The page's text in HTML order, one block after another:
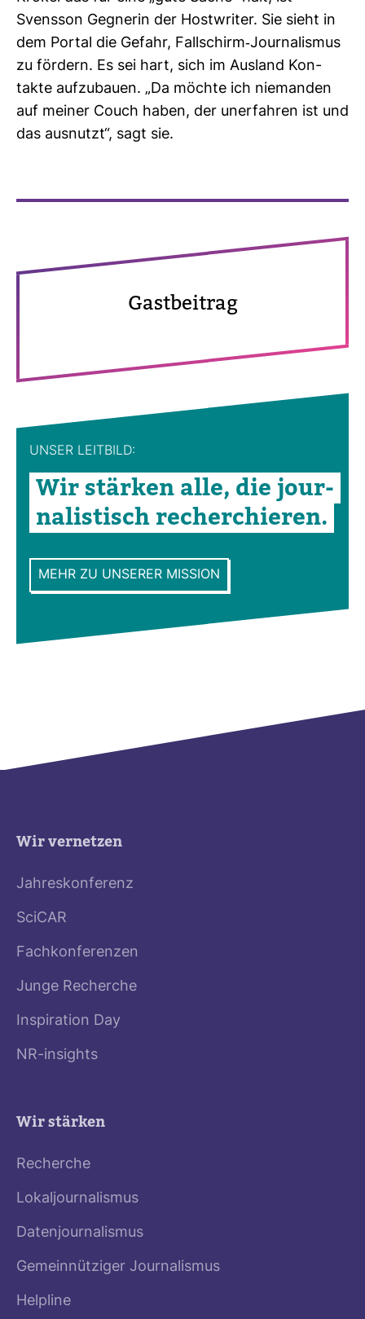
Svensson Geg­nerin der Host­writer. Sie sieht in
dem Portal die Gefahr, Fall­schirm-​Jour­na­lismus
zu för­dern. Es sei hart, sich im Aus­land Kon­
takte auf­zu­bauen. „Da möchte ich nie­manden
auf meiner Couch haben, der uner­fahren ist und
das aus­nutzt“, sagt sie.
Gast­bei­trag
UNSER LEIT­BILD:
Wir stärken alle, die jour­
na­lis­tisch recher­chieren.
MEHR ZU UNSERER MISSION
Wir vernetzen
Jahreskonferenz
SciCAR
Fachkonferenzen
Junge Recherche
Inspiration Day
NR-insights
Wir stärken
Recherche
Lokaljournalismus
Datenjournalismus
Gemeinnütziger Journalismus
Helpline